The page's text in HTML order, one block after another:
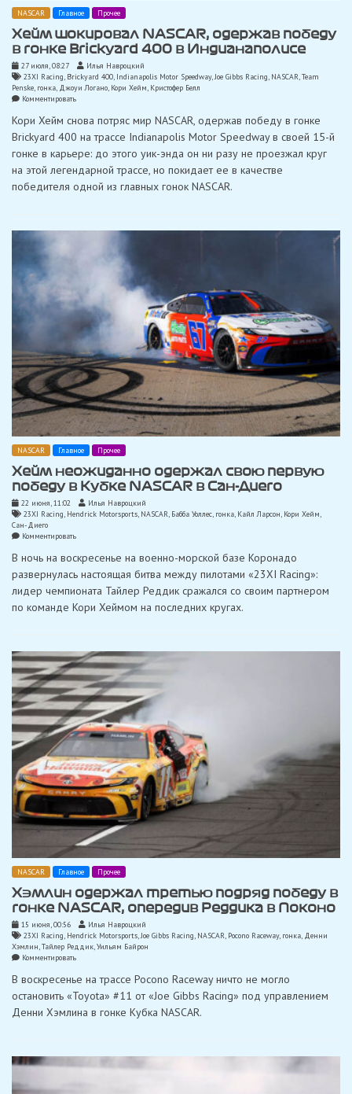
NASCAR Главное Прочее
Хейм шокировал NASCAR, одержав победу
в гонке Brickyard 400 в Индианаполисе
27 июля, 08:27
Илья Навроцкий
23XI Racing, Brickyard 400, Indianapolis Motor Speedway,Joe Gibbs Racing, NASCAR,Team
Penske, гонка, Джоуи Логано, Кори Хейм, Кристофер Белл
Комментироватьon
шокировал
одержав
победу
гонке
Brickyard
Кори Хейм снова потряс мир NASCAR, одержав победу в гонке
Brickyard 400 на трассе Indianapolis Motor Speedway в своей 15-й
гонке в карьере: до этого уик-энда он ни разу не проезжал круг
на этой легендарной трассе, но покидает ее в качестве
победителя одной из главных гонок NASCAR.
NASCAR Главное Прочее
Хейм неожиданно одержал свою первую
победу в Кубке NASCAR в Сан-Диего
22 июня, 11:02
Илья Навроцкий
23XI Racing, Hendrick Motorsports, NASCAR, Бабба Уоллес, гонка, Кайл Ларсон, Кори Хейм
Сан-Диего
Комментироватьon
неожиданно
свою
первую
победу
в
Сан-
Диего
В ночь на воскресенье на военно-морской базе Коронадо
развернулась настоящая битва между пилотами «23XI Racing»:
лидер чемпионата Тайлер Реддик сражался со своим партнером
по команде Кори Хеймом на последних кругах.
NASCAR Главное Прочее
Хэмлин одержал третью подряд победу в
гонке NASCAR, опередив Реддика в Поконо
15 июня, 00:56
Илья Навроцкий
23XI Racing, Hendrick Motorsports,Joe Gibbs Racing, NASCAR, Pocono Raceway, гонка, Денни
Хэмлин,Тайлер Реддик,Уильям Байрон
Комментироватьon
одержал
третью
подряд
победу
опередив
Реддика
В воскресенье на трассе Pocono Raceway ничто не могло
остановить «Toyota» #11 от «Joe Gibbs Racing» под управлением
Денни Хэмлина в гонке Кубка NASCAR.